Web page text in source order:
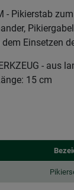
- Pikierstab
Einsetzen
- aus
15 cm